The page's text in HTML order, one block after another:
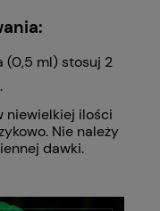
(0,5 ml) stosuj 2
niewielkiej ilości
Nie należy
dawki.